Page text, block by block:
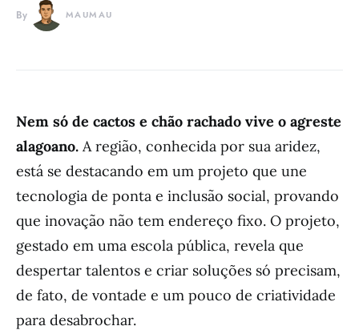
By MAUMAU
Nem só de cactos e chão rachado vive o agreste
alagoano. A região, conhecida por sua aridez,
está se destacando em um projeto que une
tecnologia de ponta e inclusão social, provando
que inovação não tem endereço fixo. O projeto,
gestado em uma escola pública, revela que
despertar talentos e criar soluções só precisam,
de fato, de vontade e um pouco de criatividade
para desabrochar.